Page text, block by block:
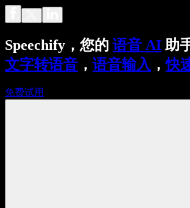
Speechify，您的 语音 AI 助
文字转语音 ， 语音输入 ，快
免费试用